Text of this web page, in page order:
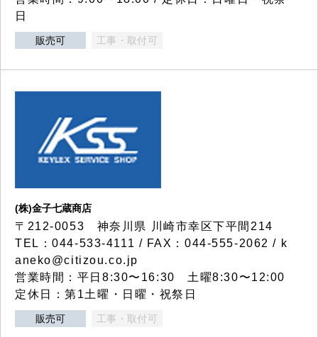
日
販売可 工事・取付可
(株)金子七蔵商店
〒212-0053 神奈川県 川崎市幸区下平間214
TEL：044-533-4111 / FAX：044-555-2062 / k
aneko@citizou.co.jp
営業時間：平日8:30〜16:30 土曜8:30〜12:00
定休日：第1土曜・日曜・祝祭日
販売可 工事・取付可